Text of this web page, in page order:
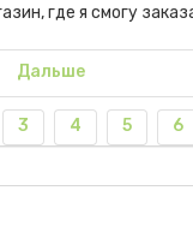
где я смогу
Дальше
3 4 5 6